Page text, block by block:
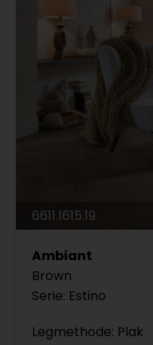
6611.1615.19
Ambiant
Brown
Serie: Estino
Legmethode: Plak